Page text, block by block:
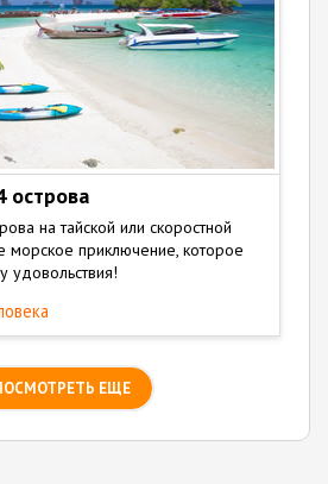
острова
на тайской или скоростной
морское приключение, которое
удовольствия!
ЕЩЕ